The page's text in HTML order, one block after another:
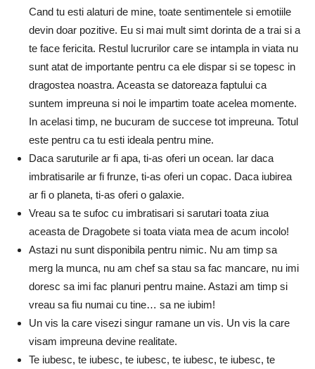
Cand tu esti alaturi de mine, toate sentimentele si emotiile
devin doar pozitive. Eu si mai mult simt dorinta de a trai si a
te face fericita. Restul lucrurilor care se intampla in viata nu
sunt atat de importante pentru ca ele dispar si se topesc in
dragostea noastra. Aceasta se datoreaza faptului ca
suntem impreuna si noi le impartim toate acelea momente.
In acelasi timp, ne bucuram de succese tot impreuna. Totul
este pentru ca tu esti ideala pentru mine.
Daca saruturile ar fi apa, ti-as oferi un ocean. Iar daca
imbratisarile ar fi frunze, ti-as oferi un copac. Daca iubirea
ar fi o planeta, ti-as oferi o galaxie.
Vreau sa te sufoc cu imbratisari si sarutari toata ziua
aceasta de Dragobete si toata viata mea de acum incolo!
Astazi nu sunt disponibila pentru nimic. Nu am timp sa
merg la munca, nu am chef sa stau sa fac mancare, nu imi
doresc sa imi fac planuri pentru maine. Astazi am timp si
vreau sa fiu numai cu tine… sa ne iubim!
Un vis la care visezi singur ramane un vis. Un vis la care
visam impreuna devine realitate.
Te iubesc, te iubesc, te iubesc, te iubesc, te iubesc, te